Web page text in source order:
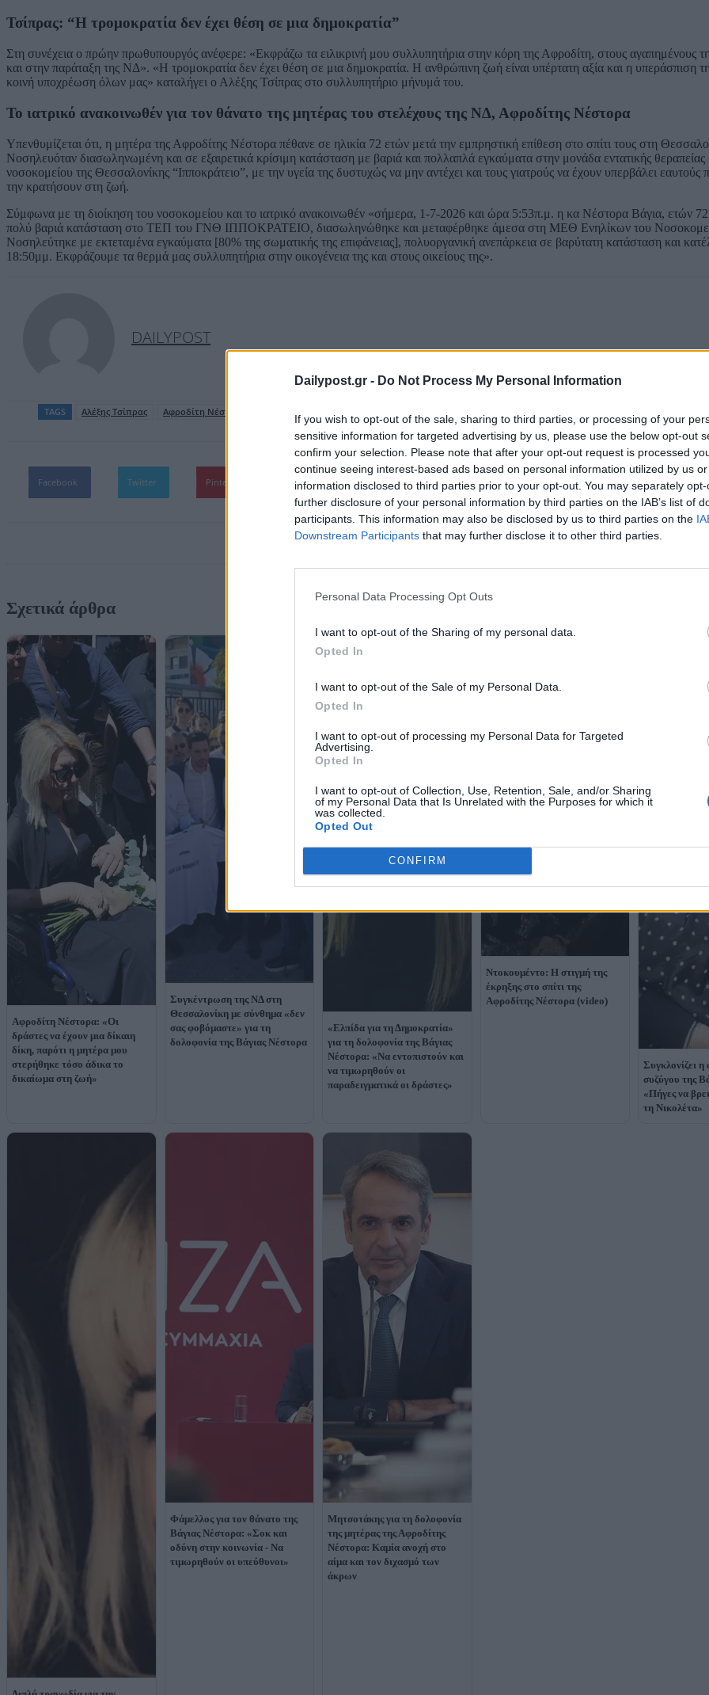
Dailypost.gr - Do Not Process My Personal Information
If you wish to opt-out of the sale, sharing to third parties, or processing of your
sensitive information for targeted advertising by us, please use the below opt-out
confirm your selection. Please note that after your opt-out request is processed
continue seeing interest-based ads based on personal information utilized by us
information disclosed to third parties prior to your opt-out. You may separately
further disclosure of your personal information by third parties on the IAB’s list of
participants. This information may also be disclosed by us to third parties on the
Downstream Participants that may further disclose it to other third parties.
Personal Data Processing Opt Outs
I want to opt-out of the Sharing of my personal data.
Opted In
I want to opt-out of the Sale of my Personal Data.
Opted In
I want to opt-out of processing my Personal Data for Targeted
Advertising.
Opted In
I want to opt-out of Collection, Use, Retention, Sale, and/or Sharing
of my Personal Data that Is Unrelated with the Purposes for which it
was collected.
Opted Out
CONFIRM
Τσίπρας: “Η τρομοκρατία δεν έχει θέση σε μια δημοκρατία”
Στη συνέχεια ο πρώην πρωθυπουργός ανέφερε: «Εκφράζω τα ειλικρινή μου συλλυπητήρια στην κόρη της Αφροδίτη, στους αγαπημένους
και στην παράταξη της ΝΔ». «Η τρομοκρατία δεν έχει θέση σε μια δημοκρατία. Η ανθρώπινη ζωή είναι υπέρτατη αξία και η υπεράσπιση
κοινή υποχρέωση όλων μας» καταλήγει ο Αλέξης Τσίπρας στο συλλυπητήριο μήνυμά του.
Το ιατρικό ανακοινωθέν για τον θάνατο της μητέρας του στελέχους της ΝΔ, Αφροδίτης Νέστορα
Υπενθυμίζεται ότι, η μητέρα της Αφροδίτης Νέστορα πέθανε σε ηλικία 72 ετών μετά την εμπρηστική επίθεση στο σπίτι τους στη
Νοσηλευόταν διασωληνωμένη και σε εξαιρετικά κρίσιμη κατάσταση με βαριά και πολλαπλά εγκαύματα στην μονάδα εντατικής
νοσοκομείου της Θεσσαλονίκης “Ιπποκράτειο”, με την υγεία της δυστυχώς να μην αντέχει και τους γιατρούς να έχουν υπερβάλει εαυτούς
την κρατήσουν στη ζωή.
Σύμφωνα με τη διοίκηση του νοσοκομείου και το ιατρικό ανακοινωθέν «σήμερα, 1-7-2026 και ώρα 5:53π.μ. η κα Νέστορα Βάγια, ετών
πολύ βαριά κατάσταση στο ΤΕΠ του ΓΝΘ ΙΠΠΟΚΡΑΤΕΙΟ, διασωληνώθηκε και μεταφέρθηκε άμεσα στη ΜΕΘ Ενηλίκων του
Νοσηλεύτηκε με εκτεταμένα εγκαύματα [80% της σωματικής της επιφάνειας], πολυοργανική ανεπάρκεια σε βαρύτατη κατάσταση και
18:50μμ. Εκφράζουμε τα θερμά μας συλλυπητήρια στην οικογένεια της και στους οικείους της».
DAILYPOST
TAGS Αλέξης Τσίπρας Αφροδίτη Νέστορα
Facebook Twitter Pinterest WhatsApp
Σχετικά άρθρα
Αφροδίτη Νέστορα: «Οι
δράστες να έχουν μια δίκαιη
δίκη, παρότι η μητέρα μου
στερήθηκε τόσο άδικα το
δικαίωμα στη ζωή»
Συγκέντρωση της ΝΔ στη
Θεσσαλονίκη με σύνθημα «δεν
σας φοβόμαστε» για τη
δολοφονία της Βάγιας Νέστορα
«Ελπίδα για τη Δημοκρατία»
για τη δολοφονία της Βάγιας
Νέστορα: «Να εντοπιστούν και
να τιμωρηθούν οι
παραδειγματικά οι δράστες»
Ντοκουμέντο: Η στιγμή της
έκρηξης στο σπίτι της
Αφροδίτης Νέστορα (video)
Συγκλονίζει
συζύγου της
«Πήγες να
τη Νικολέτα»
Φάμελλος για τον θάνατο της
Βάγιας Νέστορα: «Σοκ και
οδύνη στην κοινωνία - Να
τιμωρηθούν οι υπεύθυνοι»
Μητσοτάκης για τη δολοφονία
της μητέρας της Αφροδίτης
Νέστορα: Καμία ανοχή στο
αίμα και τον διχασμό των
άκρων